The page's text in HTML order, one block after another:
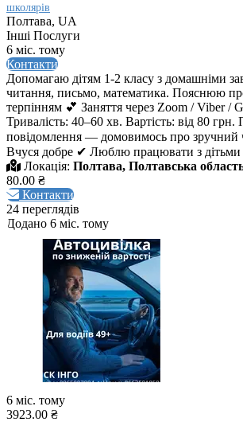
школярів
Полтава, UA
Інші Послуги
6 міс. тому
Контакти
Допомагаю дітям 1-2 класу з домашніми
читання, письмо, математика. Пояснюю
терпінням 💕 Заняття через Zoom / Viber /
Тривалість: 40–60 хв. Вартість: від 80 грн.
повідомлення — домовимось про
Вчуся добре ✔ Люблю працювати з
Локація: Полтава, Полтавська
80.00 ₴
Контакти
24 переглядів
Додано 6 міс. тому
6 міс. тому
3923.00 ₴